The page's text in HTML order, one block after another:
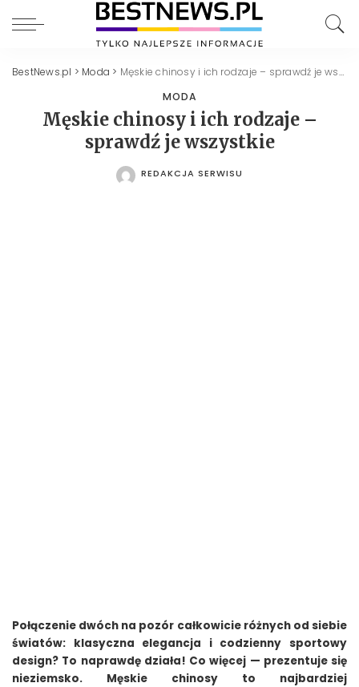
BestNews.pl > Moda > Męskie chinosy i ich rodzaje – sprawdź je wszystkie
MODA
Męskie chinosy i ich rodzaje –
sprawdź je wszystkie
POSTED
REDAKCJA SERWISU
Połączenie dwóch na pozór całkowicie różnych od siebie
światów: klasyczna elegancja i codzienny sportowy
design? To naprawdę działa! Co więcej — prezentuje się
nieziemsko. Męskie chinosy to najbardziej